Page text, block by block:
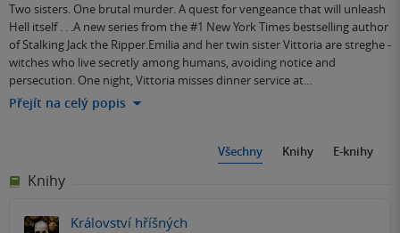
Two sisters. One brutal murder. A quest for vengeance that will unleash
Hell itself . . .A new series from the #1 New York Times bestselling author
of Stalking Jack the Ripper.Emilia and her twin sister Vittoria are streghe -
witches who live secretly among humans, avoiding notice and
persecution. One night, Vittoria misses dinner service at…
Přejít na celý popis
Všechny Knihy E-knihy
Knihy
Království hříšných